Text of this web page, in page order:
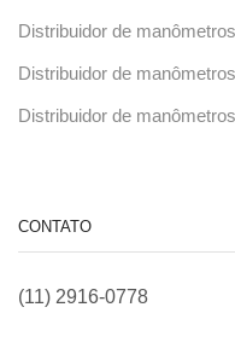
Distribuidor de
Distribuidor de
Distribuidor de
CONTATO
(11) 2916-0778